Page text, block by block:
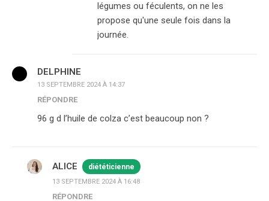
légumes ou féculents, on ne les
propose qu'une seule fois dans la
journée.
DELPHINE
13 SEPTEMBRE 2024 À 14:37
RÉPONDRE
96 g d l’huile de colza c’est beaucoup non ?
ALICE diététicienne
13 SEPTEMBRE 2024 À 16:48
RÉPONDRE